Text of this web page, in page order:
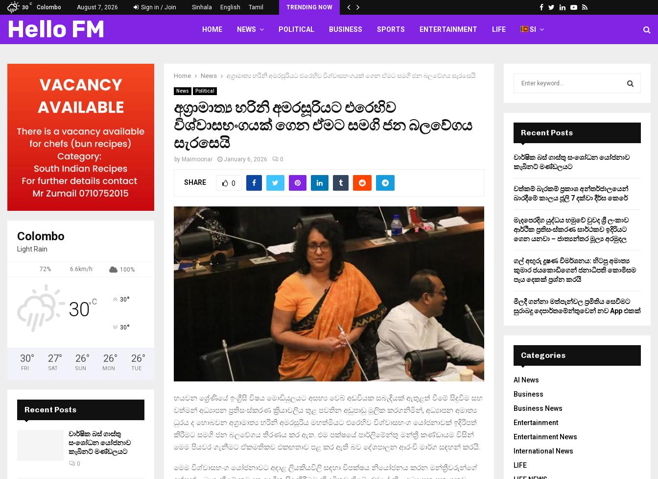
30
C
Colombo August 7, 2026 Sign in / Join Sinhala English Tamil TRENDING NOW Facebook
Twitter
LinkedinYoutube
Rss
Hello FM HOME NEWS POLITICAL BUSINESS SPORTS ENTERTAINMENT LIFE SI
Home News අග්‍රාමාත්‍ය හරිනි අමරසූරියට එරෙහිව විශ්වාසභංගයක් ගෙන ඒමට සමගි ජන බලවේගය සැරසෙයි
News Political
අග්‍රාමාත්‍ය හරිනි අමරසූරියට එරෙහිව
විශ්වාසභංගයක් ගෙන ඒමට සමගි ජන බලවේගය
සැරසෙයි
by Maimoonar January 6, 2026 0
SHARE 0
හයවන ශ්‍රේණියේ ඉංග්‍රීසි විෂය මොඩියුලයට අසභ්‍ය වෙබ් අඩවියක සබැඳියක් ඇතුළත් වීමේ සිදුවීම සහ
වත්මන් අධ්‍යාපන ප්‍රතිසංස්කරණ ක්‍රියාවලිය තුළ පවතින අඩුපාඩු මූලික කරගනිමින්, අධ්‍යාපන අමාත්‍ය
ධුරය ද හොබවන අග්‍රාමාත්‍ය හරිනි අමරසූරිය මහත්මියට එරෙහිව විශ්වාසභංග යෝජනාවක් ඉදිරිපත්
කිරීමට සමගි ජන බලවේගය තීරණය කර ඇත. එම පක්ෂයේ පාර්ලිමේන්තු මන්ත්‍රී කණ්ඩායම විසින්
මෙම පියවර ගැනීමට ඒකමතිකව එකඟතාව පළ කර ඇති බව දේශපාලන ආරංචි මාර්ග සඳහන් කරයි.
මෙම විශ්වාසභංග යෝජනාවට අදාළ ලියකියවිලි සඳහා විපක්ෂය නියෝජනය කරන මන්ත්‍රීවරුන්ගේ
Colombo
Light Rain
72% 6.6km/h 100%
30°C 30°
30°
30°
FRI
27°
SAT
26°
SUN
26°
MON
26°
TUE
Recent Posts
වාර්ෂික බස් ගාස්තු
සංශෝධන යෝජනාව
කැබිනට් මණ්ඩලයට
0
r
:
E
A
R
H
Recent Posts
වාර්ෂික බස් ගාස්තු සංශෝධන යෝජනාව
කැබිනට් මණ්ඩලයට
වත්කම් බැරකම් ප්‍රකාශ අන්තර්ජාලයෙන්
බාරදීමේ කාලය ජූලි 7 දක්වා දීර්ඝ කෙරේ
මැදපෙරදිග යුද්ධය හමුවේ වුවද ශ්‍රී ලංකාව
ආර්ථික ප්‍රතිසංස්කරණ සාර්ථකව ඉදිරියට
ගෙන යනවා – ජාත්‍යන්තර මූල්‍ය අරමුදල
ගල් අඟුරු දූෂණ විමර්ශනය: හිටපු අමාත්‍ය
කුමාර ජයකොඩිගෙන් ජනාධිපති කොමිසම
පැය දෙකක් ප්‍රශ්න කරයි
මිලදී ගන්නා මත්පැන්වල ප්‍රමිතිය සෙවීමට
සුරාබදු දෙපාර්තමේන්තුවෙන් නව App එකක්
Categories
AI News
Business
Business News
Entertainment
Entertainment News
International News
LIFE